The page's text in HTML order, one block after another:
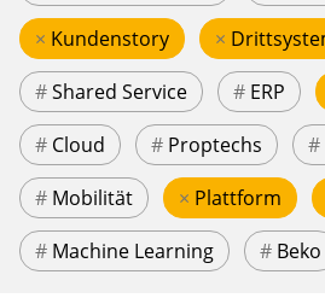
× Kundenstory ×
#Shared Service # ERP
# Cloud # Proptechs #
# Mobilität × Plattform
# Machine Learning # Beko